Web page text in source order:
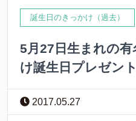
誕生日のきっかけ（過去）
5月27日生まれの
け誕生日プレゼン
2017.05.27